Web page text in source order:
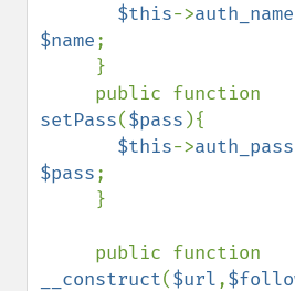
$this->auth_name
$name;
setPass($pass ){
$this->auth_pass
$pass;
__construct($url,